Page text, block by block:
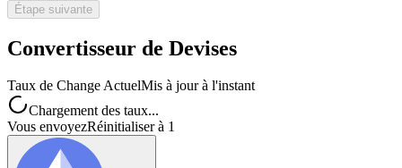
Étape suivante
Convertisseur de Devises
Taux de Change ActuelMis à jour à l'instant
Chargement des taux...
Vous envoyezRéinitialiser à 1